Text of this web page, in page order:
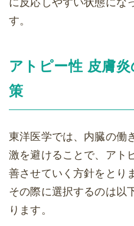
に反応しやすい状態にな
す。
アトピー性 皮膚炎
策
東洋医学では、内臓の働
激を避けることで、アト
善させていく方針をとり
その際に選択するのは以
ります。